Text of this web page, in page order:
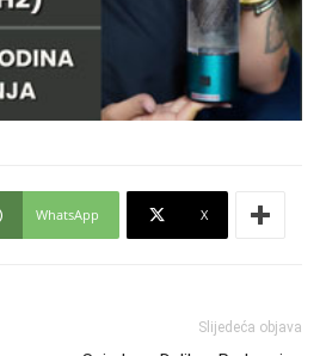
WhatsApp X
Slijedeća objava